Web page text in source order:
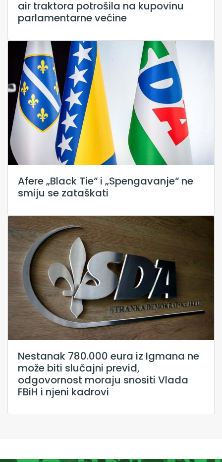
air traktora potrošila na kupovinu
parlamentarne većine
Afere „Black Tie“ i „Spengavanje“ ne
smiju se zataškati
Nestanak 780.000 eura iz Igmana ne
može biti slučajni previd,
odgovornost moraju snositi Vlada
FBiH i njeni kadrovi